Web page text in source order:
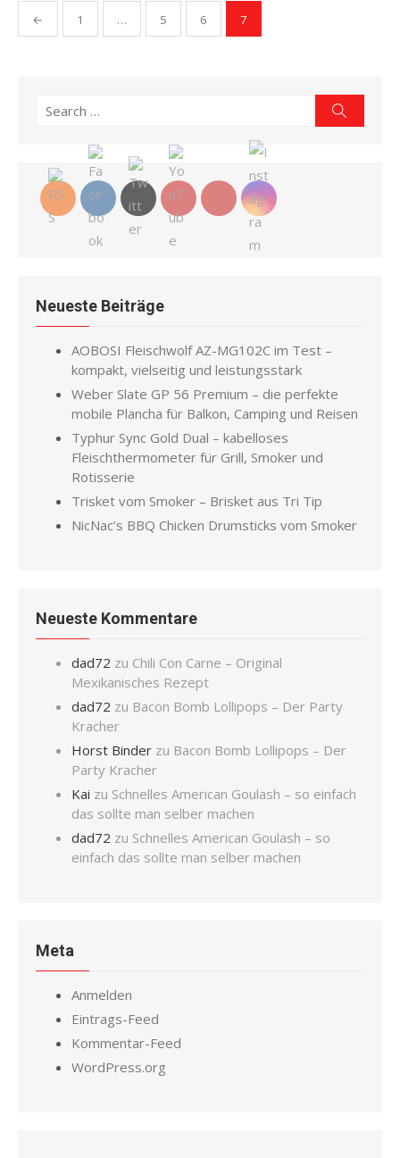
Seitennummerierung
der
← 1 … 5 6 7
Search
Neueste Beiträge
AOBOSI Fleischwolf AZ-MG102C im Test –
kompakt, vielseitig und leistungsstark
Weber Slate GP 56 Premium – die perfekte
mobile Plancha für Balkon, Camping und Reisen
Typhur Sync Gold Dual – kabelloses
Fleischthermometer für Grill, Smoker und
Rotisserie
Trisket vom Smoker – Brisket aus Tri Tip
NicNac’s BBQ Chicken Drumsticks vom Smoker
Neueste Kommentare
dad72 zu Chili Con Carne – Original
Mexikanisches Rezept
dad72 zu Bacon Bomb Lollipops – Der Party
Kracher
Horst Binder zu Bacon Bomb Lollipops – Der
Party Kracher
Kai zu Schnelles American Goulash – so einfach
das sollte man selber machen
dad72 zu Schnelles American Goulash – so
einfach das sollte man selber machen
Meta
Anmelden
Eintrags-Feed
Kommentar-Feed
WordPress.org